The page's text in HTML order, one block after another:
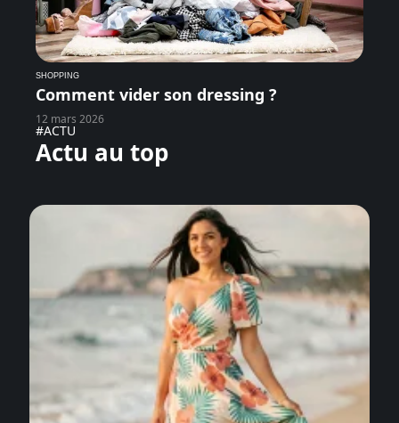
SHOPPING
Comment vider son dressing ?
12 mars 2026
#ACTU
Actu au top